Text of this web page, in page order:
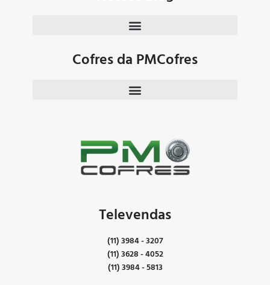
Cofres da PMCofres
Televendas
(11) 3984 - 3207
(11) 3628 - 4052
(11) 3984 - 5813